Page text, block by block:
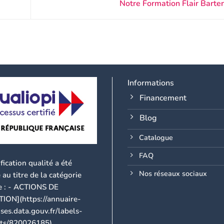
Notre Formation Flair
qualité a été
au titre de la catégorie
: - ACTIONS DE
annuaire-
labels-
Informations
Financement
Blog
Catalogue
FAQ
Nos réseaux sociaux